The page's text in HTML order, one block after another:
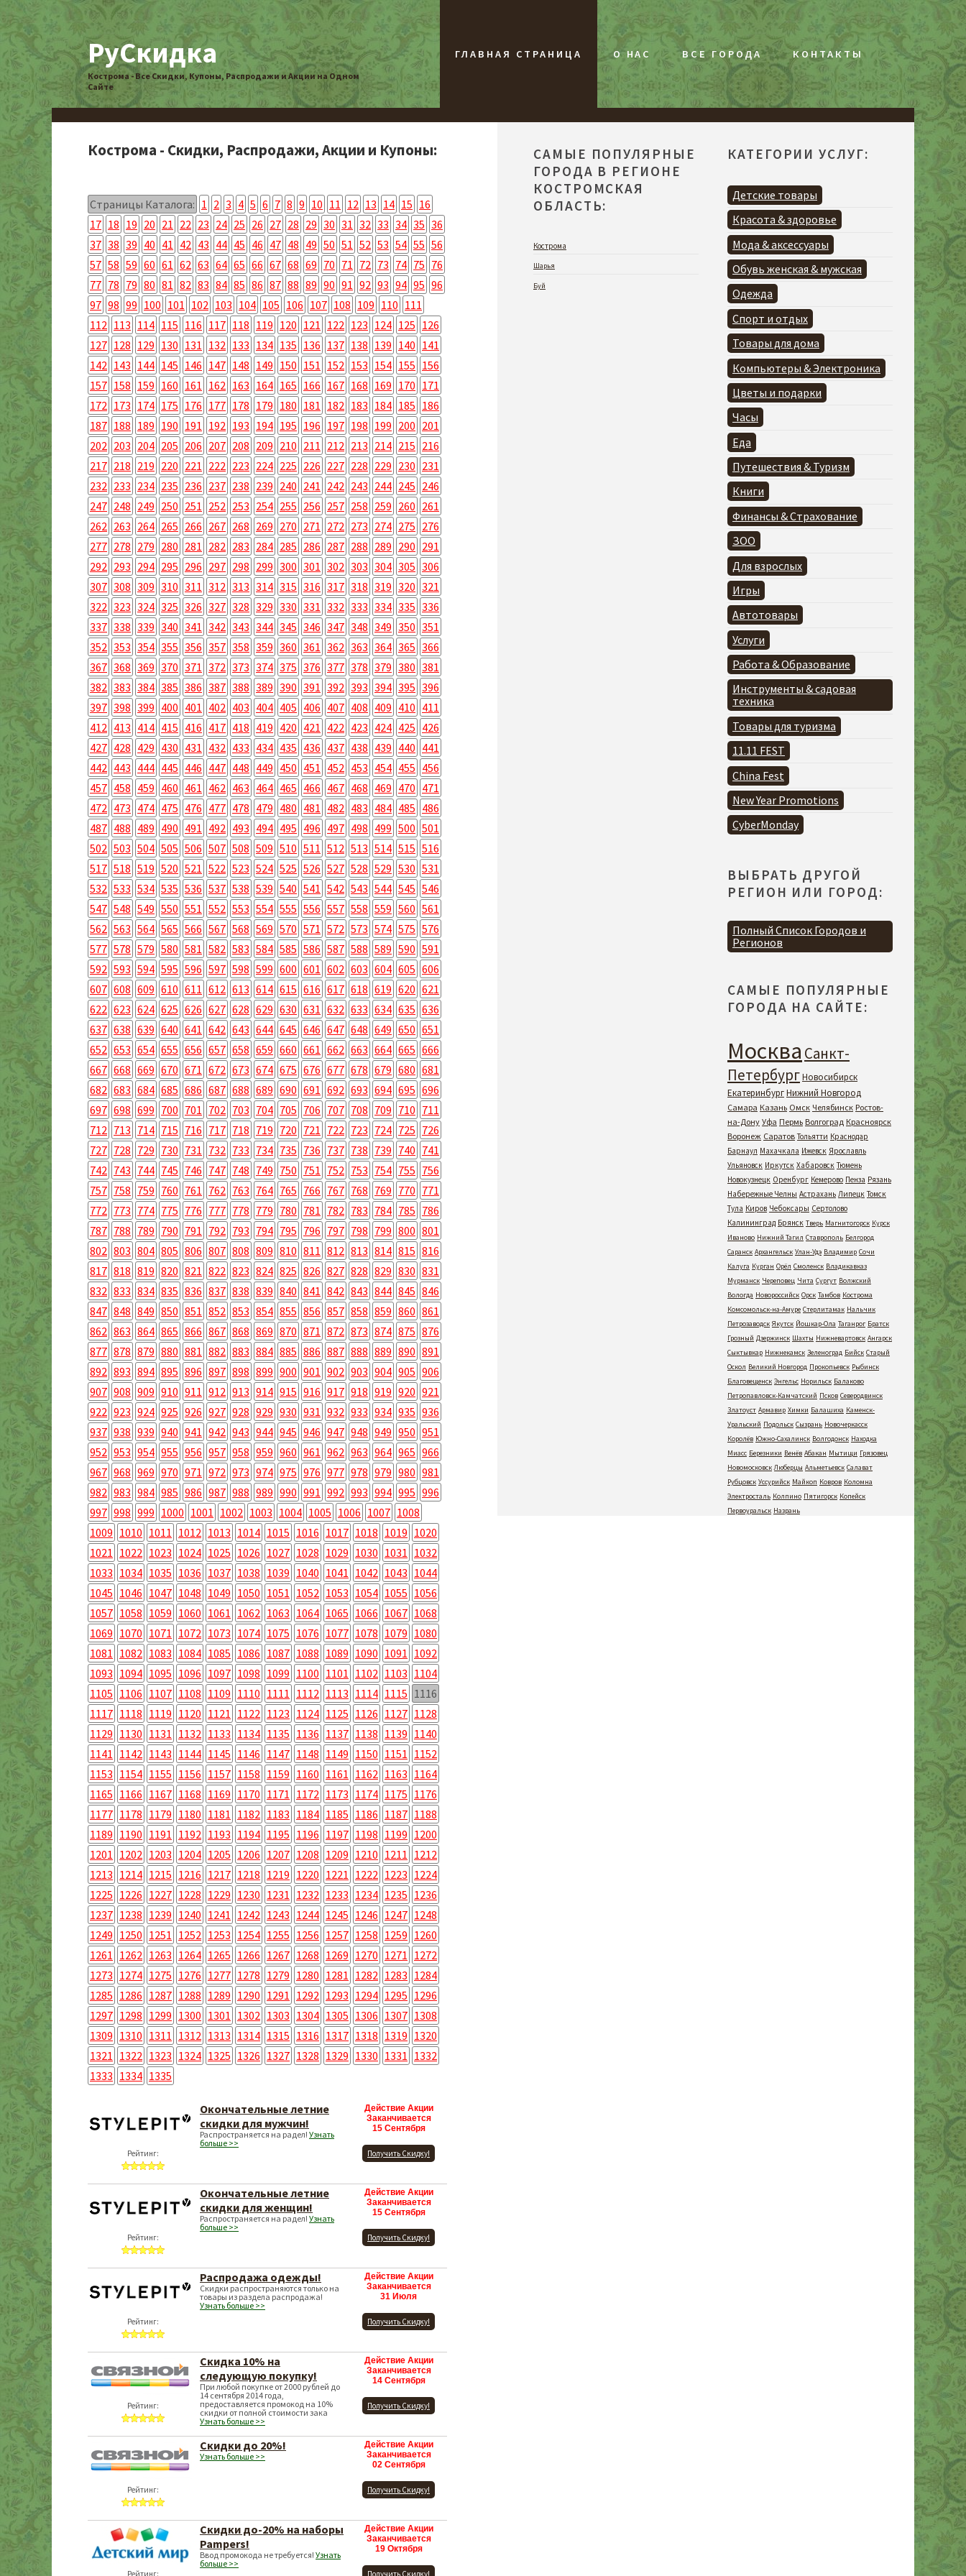
РуСкидка
Кострома - Все Скидки, Купоны, Распродажи и Акции на Одном
Сайте
ГЛАВНАЯ СТРАНИЦА О НАС ВСЕ ГОРОДА КОНТАКТЫ
Кострома - Скидки, Распродажи, Акции и Купоны:
Страницы Каталога: 1 2 3 4 5 6 7 8 9 10 11 12 13 14 15 16
17 18 19 20 21 22 23 24 25 26 27 28 29 30 31 32 33 34 35 36
37 38 39 40 41 42 43 44 45 46 47 48 49 50 51 52 53 54 55 56
57 58 59 60 61 62 63 64 65 66 67 68 69 70 71 72 73 74 75 76
77 78 79 80 81 82 83 84 85 86 87 88 89 90 91 92 93 94 95 96
97 98 99 100 101 102 103 104 105 106 107 108 109 110 111
112 113 114 115 116 117 118 119 120 121 122 123 124 125 126
127 128 129 130 131 132 133 134 135 136 137 138 139 140 141
142 143 144 145 146 147 148 149 150 151 152 153 154 155 156
157 158 159 160 161 162 163 164 165 166 167 168 169 170 171
172 173 174 175 176 177 178 179 180 181 182 183 184 185 186
187 188 189 190 191 192 193 194 195 196 197 198 199 200 201
202 203 204 205 206 207 208 209 210 211 212 213 214 215 216
217 218 219 220 221 222 223 224 225 226 227 228 229 230 231
232 233 234 235 236 237 238 239 240 241 242 243 244 245 246
247 248 249 250 251 252 253 254 255 256 257 258 259 260 261
262 263 264 265 266 267 268 269 270 271 272 273 274 275 276
277 278 279 280 281 282 283 284 285 286 287 288 289 290 291
292 293 294 295 296 297 298 299 300 301 302 303 304 305 306
307 308 309 310 311 312 313 314 315 316 317 318 319 320 321
322 323 324 325 326 327 328 329 330 331 332 333 334 335 336
337 338 339 340 341 342 343 344 345 346 347 348 349 350 351
352 353 354 355 356 357 358 359 360 361 362 363 364 365 366
367 368 369 370 371 372 373 374 375 376 377 378 379 380 381
382 383 384 385 386 387 388 389 390 391 392 393 394 395 396
397 398 399 400 401 402 403 404 405 406 407 408 409 410 411
412 413 414 415 416 417 418 419 420 421 422 423 424 425 426
427 428 429 430 431 432 433 434 435 436 437 438 439 440 441
442 443 444 445 446 447 448 449 450 451 452 453 454 455 456
457 458 459 460 461 462 463 464 465 466 467 468 469 470 471
472 473 474 475 476 477 478 479 480 481 482 483 484 485 486
487 488 489 490 491 492 493 494 495 496 497 498 499 500 501
502 503 504 505 506 507 508 509 510 511 512 513 514 515 516
517 518 519 520 521 522 523 524 525 526 527 528 529 530 531
532 533 534 535 536 537 538 539 540 541 542 543 544 545 546
547 548 549 550 551 552 553 554 555 556 557 558 559 560 561
562 563 564 565 566 567 568 569 570 571 572 573 574 575 576
577 578 579 580 581 582 583 584 585 586 587 588 589 590 591
592 593 594 595 596 597 598 599 600 601 602 603 604 605 606
607 608 609 610 611 612 613 614 615 616 617 618 619 620 621
622 623 624 625 626 627 628 629 630 631 632 633 634 635 636
637 638 639 640 641 642 643 644 645 646 647 648 649 650 651
652 653 654 655 656 657 658 659 660 661 662 663 664 665 666
667 668 669 670 671 672 673 674 675 676 677 678 679 680 681
682 683 684 685 686 687 688 689 690 691 692 693 694 695 696
697 698 699 700 701 702 703 704 705 706 707 708 709 710 711
712 713 714 715 716 717 718 719 720 721 722 723 724 725 726
727 728 729 730 731 732 733 734 735 736 737 738 739 740 741
742 743 744 745 746 747 748 749 750 751 752 753 754 755 756
757 758 759 760 761 762 763 764 765 766 767 768 769 770 771
772 773 774 775 776 777 778 779 780 781 782 783 784 785 786
787 788 789 790 791 792 793 794 795 796 797 798 799 800 801
802 803 804 805 806 807 808 809 810 811 812 813 814 815 816
817 818 819 820 821 822 823 824 825 826 827 828 829 830 831
832 833 834 835 836 837 838 839 840 841 842 843 844 845 846
847 848 849 850 851 852 853 854 855 856 857 858 859 860 861
862 863 864 865 866 867 868 869 870 871 872 873 874 875 876
877 878 879 880 881 882 883 884 885 886 887 888 889 890 891
892 893 894 895 896 897 898 899 900 901 902 903 904 905 906
907 908 909 910 911 912 913 914 915 916 917 918 919 920 921
922 923 924 925 926 927 928 929 930 931 932 933 934 935 936
937 938 939 940 941 942 943 944 945 946 947 948 949 950 951
952 953 954 955 956 957 958 959 960 961 962 963 964 965 966
967 968 969 970 971 972 973 974 975 976 977 978 979 980 981
982 983 984 985 986 987 988 989 990 991 992 993 994 995 996
997 998 999 1000 1001 1002 1003 1004 1005 1006 1007 1008
1009 1010 1011 1012 1013 1014 1015 1016 1017 1018 1019 1020
1021 1022 1023 1024 1025 1026 1027 1028 1029 1030 1031 1032
1033 1034 1035 1036 1037 1038 1039 1040 1041 1042 1043 1044
1045 1046 1047 1048 1049 1050 1051 1052 1053 1054 1055 1056
1057 1058 1059 1060 1061 1062 1063 1064 1065 1066 1067 1068
1069 1070 1071 1072 1073 1074 1075 1076 1077 1078 1079 1080
1081 1082 1083 1084 1085 1086 1087 1088 1089 1090 1091 1092
1093 1094 1095 1096 1097 1098 1099 1100 1101 1102 1103 1104
1105 1106 1107 1108 1109 1110 1111 1112 1113 1114 1115 1116
1117 1118 1119 1120 1121 1122 1123 1124 1125 1126 1127 1128
1129 1130 1131 1132 1133 1134 1135 1136 1137 1138 1139 1140
1141 1142 1143 1144 1145 1146 1147 1148 1149 1150 1151 1152
1153 1154 1155 1156 1157 1158 1159 1160 1161 1162 1163 1164
1165 1166 1167 1168 1169 1170 1171 1172 1173 1174 1175 1176
1177 1178 1179 1180 1181 1182 1183 1184 1185 1186 1187 1188
1189 1190 1191 1192 1193 1194 1195 1196 1197 1198 1199 1200
1201 1202 1203 1204 1205 1206 1207 1208 1209 1210 1211 1212
1213 1214 1215 1216 1217 1218 1219 1220 1221 1222 1223 1224
1225 1226 1227 1228 1229 1230 1231 1232 1233 1234 1235 1236
1237 1238 1239 1240 1241 1242 1243 1244 1245 1246 1247 1248
1249 1250 1251 1252 1253 1254 1255 1256 1257 1258 1259 1260
1261 1262 1263 1264 1265 1266 1267 1268 1269 1270 1271 1272
1273 1274 1275 1276 1277 1278 1279 1280 1281 1282 1283 1284
1285 1286 1287 1288 1289 1290 1291 1292 1293 1294 1295 1296
1297 1298 1299 1300 1301 1302 1303 1304 1305 1306 1307 1308
1309 1310 1311 1312 1313 1314 1315 1316 1317 1318 1319 1320
1321 1322 1323 1324 1325 1326 1327 1328 1329 1330 1331 1332
1333 1334 1335
Рейтинг:
Окончательные летние
скидки для мужчин!
Распространяется на радел! Узнать
больше >>
Действие Акции
Заканчивается
15 Сентября
Получить Скидку!
Рейтинг:
Окончательные летние
скидки для женщин!
Распространяется на радел! Узнать
больше >>
Действие Акции
Заканчивается
15 Сентября
Получить Скидку!
Рейтинг:
Распродажа одежды!
Скидки распространяются только на
товары из раздела распродажа!
Узнать больше >>
Действие Акции
Заканчивается
31 Июля
Получить Скидку!
Рейтинг:
Скидка 10% на
следующую покупку!
При любой покупке от 2000 рублей до
14 сентября 2014 года,
предоставляется промокод на 10%
скидки от полной стоимости зака
Узнать больше >>
Действие Акции
Заканчивается
14 Сентября
Получить Скидку!
Рейтинг:
Скидки до 20%!
Узнать больше >>
Действие Акции
Заканчивается
02 Сентября
Получить Скидку!
Рейтинг:
Скидки до-20% на наборы
Pampers!
Ввод промокода не требуется! Узнать
больше >>
Действие Акции
Заканчивается
19 Октября
Получить Скидку!
САМЫЕ ПОПУЛЯРНЫЕ
ГОРОДА В РЕГИОНЕ
КОСТРОМСКАЯ
ОБЛАСТЬ:
Кострома
Шарья
Буй
КАТЕГОРИИ УСЛУГ:
Детские товары
Красота & здоровье
Мода & аксессуары
Обувь женская & мужская
Одежда
Спорт и отдых
Товары для дома
Компьютеры & Электроника
Цветы и подарки
Часы
Еда
Путешествия & Туризм
Книги
Финансы & Страхование
ЗОО
Для взрослых
Игры
Автотовары
Услуги
Работа & Образование
Инструменты & садовая
техника
Товары для туризма
11.11 FEST
China Fest
New Year Promotions
CyberMonday
ВЫБРАТЬ ДРУГОЙ
РЕГИОН ИЛИ ГОРОД:
Полный Список Городов и
Регионов
САМЫЕ ПОПУЛЯРНЫЕ
ГОРОДА НА САЙТЕ:
Москва Санкт-
ПетербургНовосибирск
ЕкатеринбургНижний Новгород
Самара Казань Омск Челябинск Ростов-
на-Дону Уфа Пермь Волгоград Красноярск
Воронеж Саратов Тольятти Краснодар
Барнаул Махачкала Ижевск Ярославль
Ульяновск Иркутск Хабаровск Тюмень
Новокузнецк Оренбург Кемерово Пенза Рязань
Набережные Челны Астрахань Липецк Томск
Тула Киров Чебоксары Сертолово
Калининград Брянск Тверь Магнитогорск Курск
Иваново Нижний Тагил Ставрополь Белгород
Саранск Архангельск Улан-Удэ Владимир Сочи
Калуга Курган Орёл Смоленск Владикавказ
Мурманск Череповец Чита Сургут Волжский
Вологда Новороссийск Орск Тамбов Кострома
Комсомольск-на-Амуре Стерлитамак Нальчик
Петрозаводск Якутск Йошкар-Ола Таганрог Братск
Грозный Дзержинск Шахты Нижневартовск Ангарск
Сыктывкар Нижнекамск Зеленоград Бийск Старый
Оскол Великий Новгород Прокопьевск Рыбинск
Благовещенск Энгельс Норильск Балаково
Петропавловск-Камчатский Псков Северодвинск
Златоуст Армавир Химки Балашиха Каменск-
Уральский Подольск Сызрань Новочеркасск
Королёв Южно-Сахалинск Волгодонск Находка
Миасс Березники Венёв Абакан Мытищи Грязовец
Новомосковск Люберцы Альметьевск Салават
Рубцовск Уссурийск Майкоп Ковров Коломна
Электросталь Колпино Пятигорск Копейск
Первоуральск Назрань